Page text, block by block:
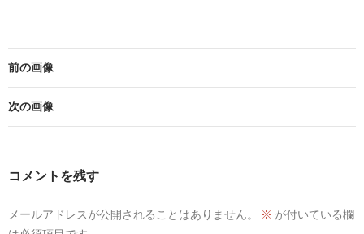
前の画像
次の画像
コメントを残す
メールアドレスが公開されることはありません。 ※ が付いている欄